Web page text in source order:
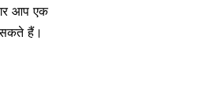
आप एक
हैं।